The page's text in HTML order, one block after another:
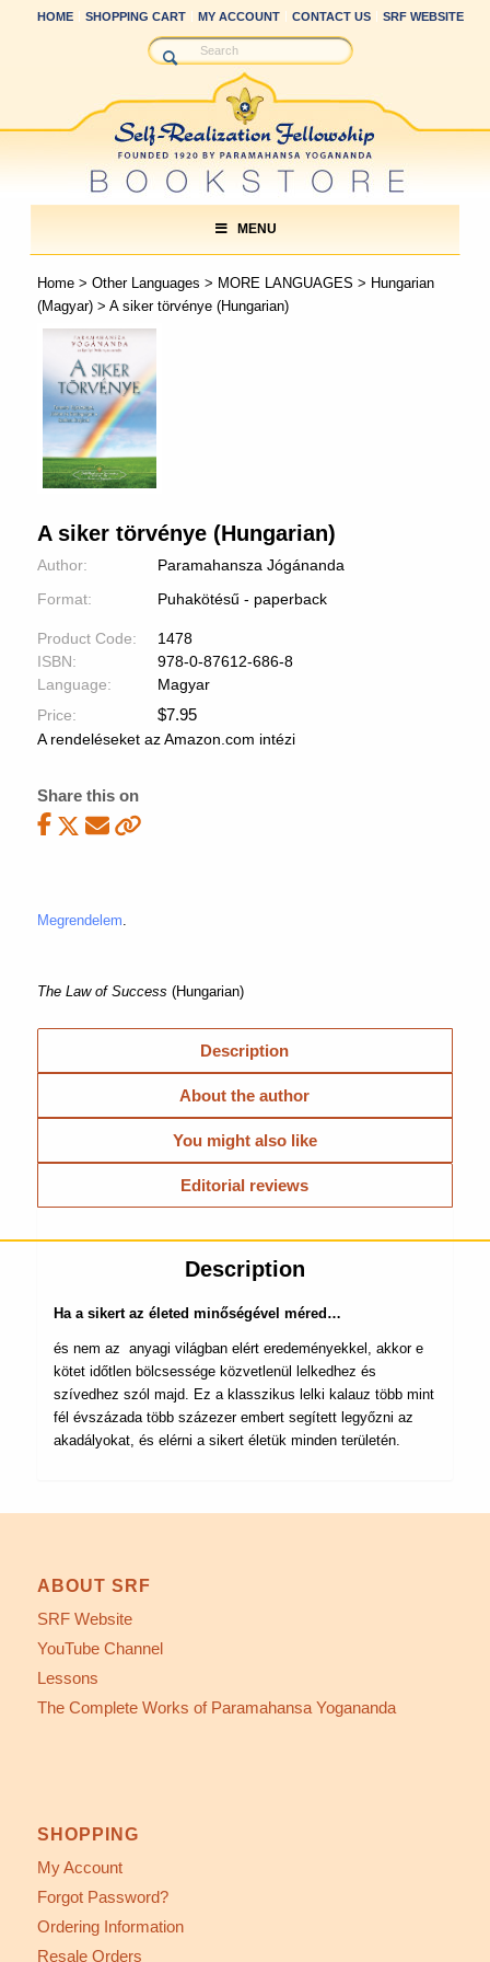
HOME SHOPPING CART MY ACCOUNT CONTACT US SRF WEBSITE
MENU
Home> Other Languages > MORE LANGUAGES > Hungarian
(Magyar)> A siker törvénye (Hungarian)
A siker törvénye (Hungarian)
Author:
Paramahansza Jógánanda
Format:
Puhakötésű - paperback
Product Code:
1478
ISBN:
978-0-87612-686-8
Language:
Magyar
Price:
$7.95
A rendeléseket az Amazon.com intézi
Share this on
Megrendelem.
The Law of Success (Hungarian)
Description
About the author
You might also like
Editorial reviews
Description
Ha a sikert az életed minőségével méred…
és nem az anyagi világban elért eredeményekkel, akkor e
kötet időtlen bölcsessége közvetlenül lelkedhez és
szívedhez szól majd. Ez a klasszikus lelki kalauz több mint
fél évszázada több százezer embert segített legyőzni az
akadályokat, és elérni a sikert életük minden területén.
ABOUT SRF
SRF Website
YouTube Channel
Lessons
The Complete Works of Paramahansa Yogananda
SHOPPING
My Account
Forgot Password?
Ordering Information
Resale Orders